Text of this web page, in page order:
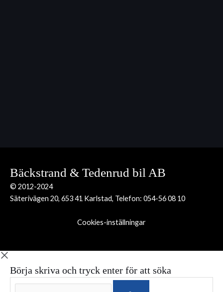
Bäckstrand & Tedenrud bil AB
© 2012-2024
Säterivägen 20, 653 41 Karlstad, Telefon: 054-56 08 10
Cookies-inställningar
Börja skriva och tryck enter för att söka
Sök